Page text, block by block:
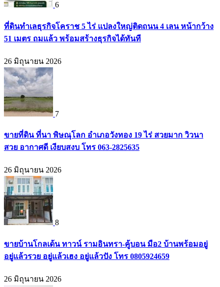
6
ที่ดินทำเลธุรกิจโคราช 5 ไร่ แปลงใหญ่ติดถนน 4 เลน หน้ากว้าง
51 เมตร ถมแล้ว พร้อมสร้างธุรกิจได้ทันที
26 มิถุนายน 2026
7
ขายที่ดิน ที่นา พิษณุโลก อำเภอวังทอง 19 ไร่ สวยมาก วิวนา
สวย อากาศดี เงียบสงบ โทร 063-2825635
26 มิถุนายน 2026
8
ขายบ้านโกลเด้น ทาวน์ รามอินทรา-คู้บอน มือ2 บ้านพร้อมอยู่
อยู่แล้วรวย อยู่แล้วเฮง อยู่แล้วปัง โทร 0805924659
26 มิถุนายน 2026